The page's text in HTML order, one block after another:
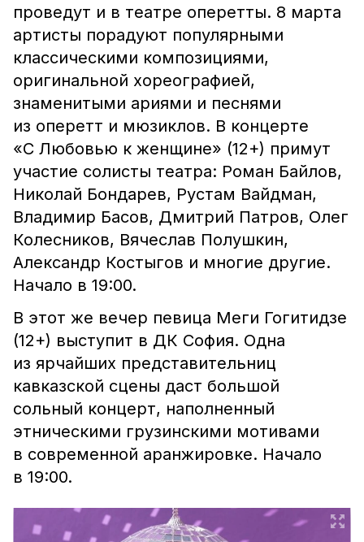
проведут и в театре оперетты. 8 марта
артисты порадуют популярными
классическими композициями,
оригинальной хореографией,
знаменитыми ариями и песнями
из оперетт и мюзиклов. В концерте
«С Любовью к женщине» (12+) примут
участие солисты театра: Роман Байлов,
Николай Бондарев, Рустам Вайдман,
Владимир Басов, Дмитрий Патров, Олег
Колесников, Вячеслав Полушкин,
Александр Костыгов и многие другие.
Начало в 19:00.
В этот же вечер певица Меги Гогитидзе
(12+) выступит в ДК София. Одна
из ярчайших представительниц
кавказской сцены даст большой
сольный концерт, наполненный
этническими грузинскими мотивами
в современной аранжировке. Начало
в 19:00.